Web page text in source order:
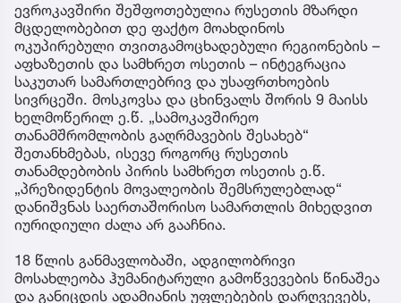
ევროკავშირი შეშფოთებულია რუსეთის მზარდი
მცდელობებით დე ფაქტო მოახდინოს
ოკუპირებული თვითგამოცხადებული რეგიონების –
აფხაზეთის და სამხრეთ ოსეთის – ინტეგრაცია
საკუთარ სამართლებრივ და უსაფრთხოების
სივრცეში. მოსკოვსა და ცხინვალს შორის 9 მაისს
ხელმოწერილ ე.წ. „სამოკავშირეო
თანამშრომლობის გაღრმავების შესახებ“
შეთანხმებას, ისევე როგორც რუსეთის
თანამდებობის პირის სამხრეთ ოსეთის ე.წ.
„პრეზიდენტის მოვალეობის შემსრულებლად“
დანიშვნას საერთაშორისო სამართლის მიხედვით
იურიდიული ძალა არ გააჩნია.
18 წლის განმავლობაში, ადგილობრივი
მოსახლეობა ჰუმანიტარული გამოწვევების წინაშეა
და განიცდის ადამიანის უფლებების დარღვევებს,